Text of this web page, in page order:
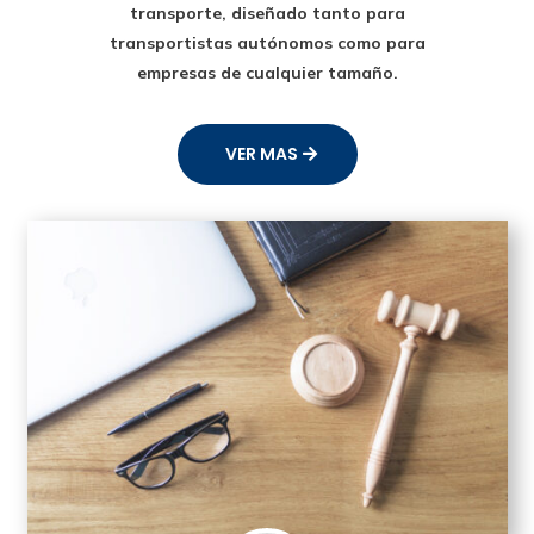
transporte, diseñado tanto para
transportistas autónomos como para
empresas de cualquier tamaño.
VER MAS